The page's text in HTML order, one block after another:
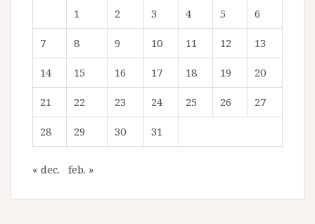
1 2 3 4 5 6
7 8 9 10 11 12 13
14 15 16 17 18 19 20
21 22 23 24 25 26 27
28 29 30 31
« dec. feb. »